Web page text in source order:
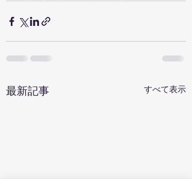
最新記事 すべて表示